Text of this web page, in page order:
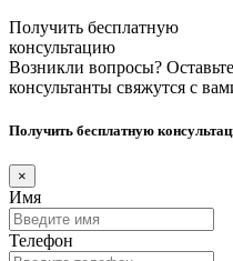
Получить бесплатную
консультацию
Возникли вопросы?
консультанты свяжутся с
Получить бесплатную
×
Имя
Телефон